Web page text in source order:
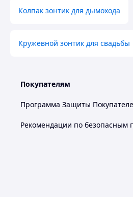
Колпак зонтик для дымохода
Кружевной зонтик для свадьбы
Покупателям
Программа Защиты
Рекомендации по безопасным